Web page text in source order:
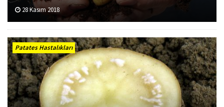
28 Kasım 2018
Patates Hastalıkları